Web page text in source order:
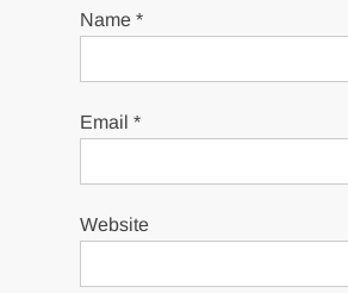
Name*
Email*
Website